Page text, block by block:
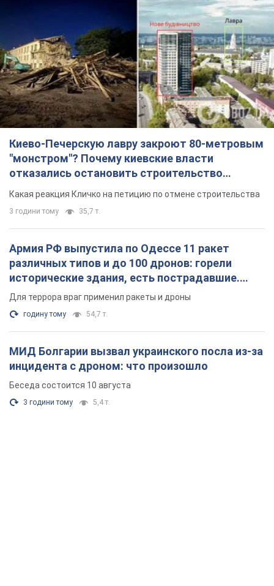
Киево-Печерскую лавру закроют 80-метровым
"монстром"? Почему киевские власти
отказались остановить строительство
небоскреба "московского верующего"
Какая реакция Кличко на петицию по отмене строительства
3 години тому 35,7 т.
Армия РФ выпустила по Одессе 11 ракет
различных типов и до 100 дронов: горели
исторические здания, есть пострадавшие.
Фото и видео
Для террора враг применил ракеты и дроны
годину тому 54,7 т.
МИД Болгарии вызвал украинского посла из-за
инцидента с дроном: что произошло
Беседа состоится 10 августа
3 години тому 5,4 т.